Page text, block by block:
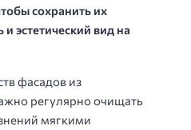
сохранить их
эстетический вид на
фасадов из
регулярно очищать
мягкими